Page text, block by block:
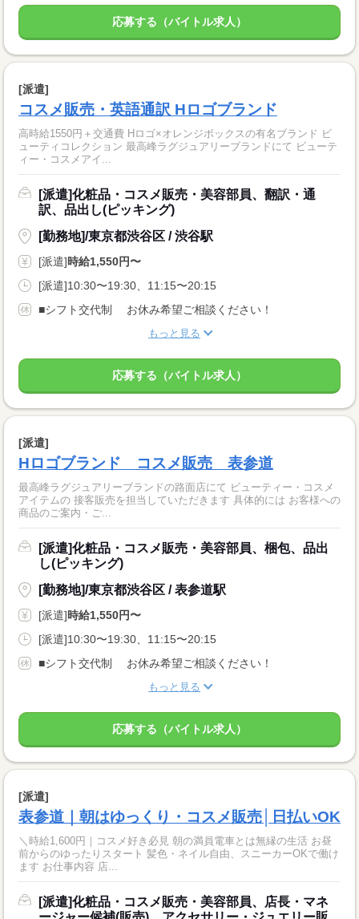
応募する（バイトル求人）
[派遣]
コスメ販売・英語通訳 Hロゴブランド
高時給1550円＋交通費 Hロゴ×オレンジボックスの有名ブランド ビ
ューティコレクション 最高峰ラグジュアリーブランドにて ビューテ
ィー・コスメアイ...
[派遣]化粧品・コスメ販売・美容部員、翻訳・通
訳、品出し(ピッキング)
[勤務地]/東京都渋谷区 / 渋谷駅
[派遣]時給1,550円〜
[派遣]10:30〜19:30、11:15〜20:15
■シフト交代制 お休み希望ご相談ください！
もっと見る
応募する（バイトル求人）
[派遣]
Hロゴブランド コスメ販売 表参道
最高峰ラグジュアリーブランドの路面店にて ビューティー・コスメ
アイテムの 接客販売を担当していただきます 具体的には お客様への
商品のご案内・ご...
[派遣]化粧品・コスメ販売・美容部員、梱包、品出
し(ピッキング)
[勤務地]/東京都渋谷区 / 表参道駅
[派遣]時給1,550円〜
[派遣]10:30〜19:30、11:15〜20:15
■シフト交代制 お休み希望ご相談ください！
もっと見る
応募する（バイトル求人）
[派遣]
表参道｜朝はゆっくり・コスメ販売│日払いOK
＼時給1,600円｜コスメ好き必見 朝の満員電車とは無縁の生活 お昼
前からのゆったりスタート 髪色・ネイル自由、スニーカーOKで働け
ます お仕事内容 店...
[派遣]化粧品・コスメ販売・美容部員、店長・マネ